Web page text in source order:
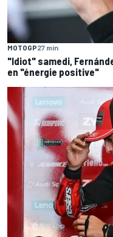
MOTOGP27 min
"Idiot" samedi,
en "énergie positive"